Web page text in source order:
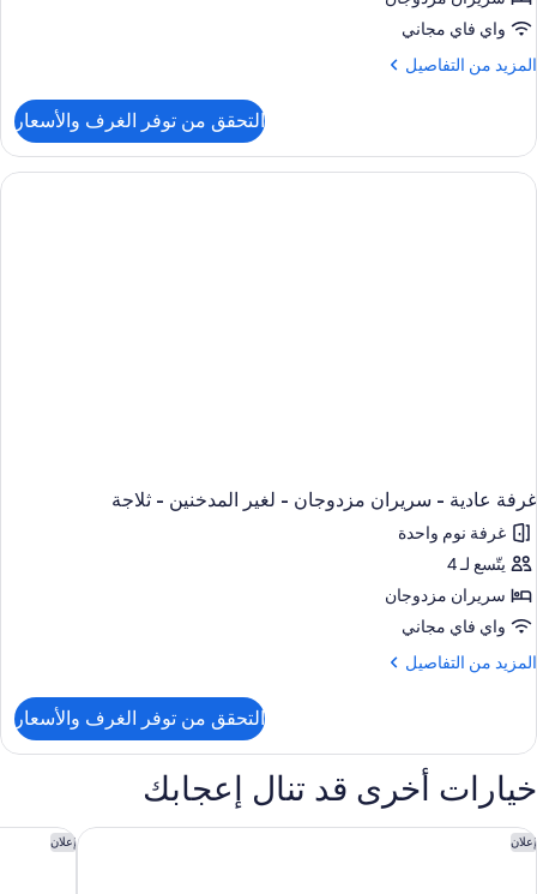
الخاصة
ثلاجة
سريران
مزدوجان
لذوي
الاحتياجات
الخاصة
واي فاي مجاني
المزيد من التفاصيل
المزيد
غرفة
عادية
-
التحقق من توفر الغرف والأسعار
غرفة عادية - سريران مزدوجان - لغير المدخنين - ثلاجة
غرفة نوم واحدة
يتّسع لـ 4
سريران مزدوجان
واي فاي مجاني
المزيد من التفاصيل
المزيد
غرفة
-
سريران
مزدوجان
-
التحقق من توفر الغرف والأسعار
خيارات أخرى قد تنال إعجابك
إعلان
شيراتون سان دييجو ريزورت إعلان
ستوديو 6 سويتس سان إسيدر، كاليفورنيا سان دييجو ساوث باي